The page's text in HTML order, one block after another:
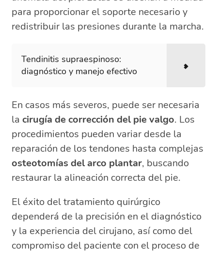
para proporcionar el soporte necesario y
redistribuir las presiones durante la marcha.
Tendinitis supraespinoso:
diagnóstico y manejo efectivo
En casos más severos, puede ser necesaria
la cirugía de corrección del pie valgo. Los
procedimientos pueden variar desde la
reparación de los tendones hasta complejas
osteotomías del arco plantar, buscando
restaurar la alineación correcta del pie.
El éxito del tratamiento quirúrgico
dependerá de la precisión en el diagnóstico
y la experiencia del cirujano, así como del
compromiso del paciente con el proceso de